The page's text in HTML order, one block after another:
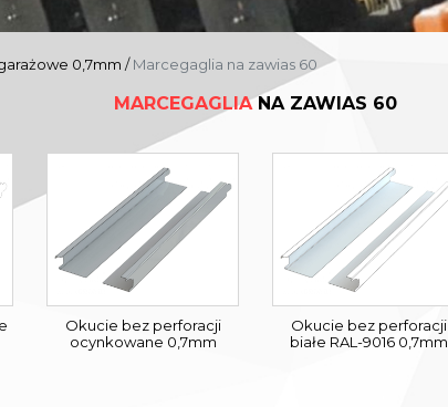
0,7mm /Marcegaglia na zawias 60
MARCEGAGLIANA ZAWIAS 60
Okucie bez perforacji
ocynkowane 0,7mm
Okucie bez perforacji
białe RAL-9016 0,7mm